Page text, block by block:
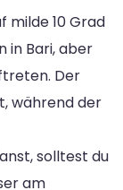
milde 10 Grad
in Bari, aber
Der
während der
solltest du
am